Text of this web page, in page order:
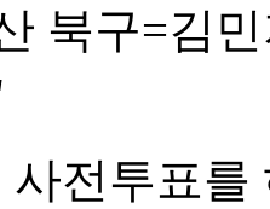
북구=김
사전투표